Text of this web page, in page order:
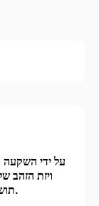
על ידי
ויזת הזהב
תושבות ארוכת טווח באיחוד האמירויות הערביות.